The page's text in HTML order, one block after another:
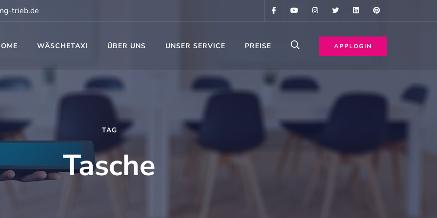
trieb.de
WÄSCHETAXI ÜBER UNS UNSER SERVICE PREISE APPLOGIN
TAG
Tasche